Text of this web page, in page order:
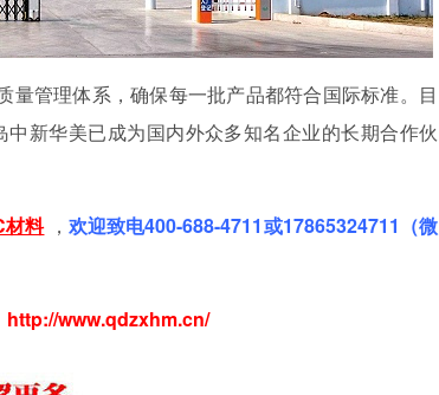
管理体系，确保每一批产品都符合国际标准。目
新华美已成为国内外众多知名企业的长期合作伙
材料 ， 欢迎致电400-688-4711或17865324711（微
http://www.qdzxhm.cn/